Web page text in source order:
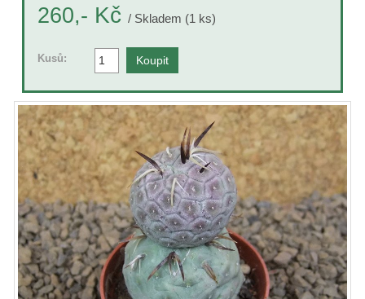
260,- Kč / Skladem (1 ks)
Kusů: